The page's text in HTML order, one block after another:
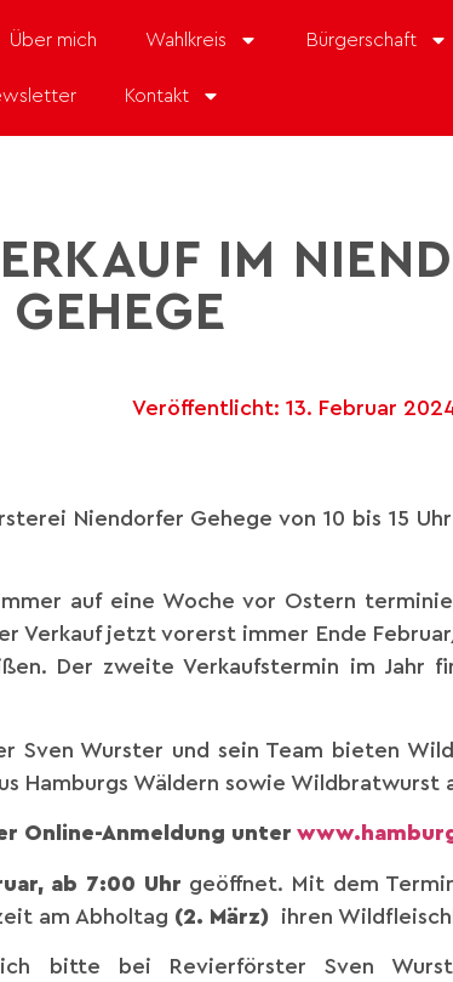
Über mich Wahlkreis Bürgerschaft
Kontakt
IM
GEHEGE
Veröffentlicht: 13. Februar
Niendorfer Gehege von 10 bis 15
auf eine Woche vor Ostern
Verkauf jetzt vorerst immer Ende
Der zweite Verkaufstermin im Jahr
Sven Wurster und sein Team bieten
Hamburgs Wäldern sowie Wildbratwurst
Online-Anmeldung unter
ab 7:00 Uhr geöffnet. Mit dem
am Abholtag (2. März) ihren
bitte bei Revierförster Sven